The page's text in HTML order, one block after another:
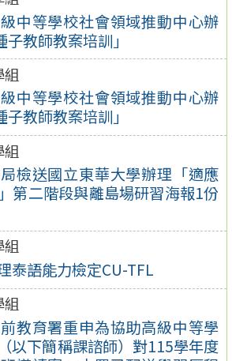
中等學校社會領域推動中心辦
教師教案培訓」
組
中等學校社會領域推動中心辦
教師教案培訓」
組
檢送國立東華大學辦理「適應
第二階段與離島場研習海報1份
組
泰語能力檢定CU-TFL
組
教育署重申為協助高級中等學
以下簡稱課諮師）對115學年度